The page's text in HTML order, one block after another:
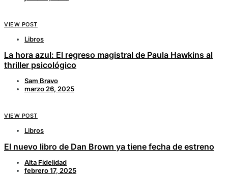
VIEW POST
Libros
La hora azul: El regreso magistral de Paula Hawkins al
thriller psicológico
Sam Bravo
marzo 26, 2025
VIEW POST
Libros
El nuevo libro de Dan Brown ya tiene fecha de estreno
Alta Fidelidad
febrero 17, 2025